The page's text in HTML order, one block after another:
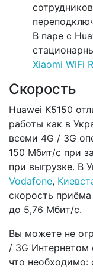
В паре с
Xiaomi WiFi
Скорость
Huawei K5150
работы как в
всеми 4G / 3G
150 Мбит/с при
при выгрузке. В
Vodafone,
скорость
до 5,76 Мбит/с.
Вы можете не
/ 3G Интернетом
что необходимо: